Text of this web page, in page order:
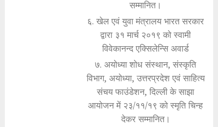
सम्मानित।
६. खेल एवं युवा मंत्रालय भारत सरकार
द्वारा ३१ मार्च २०१९ को स्वामी
विवेकानन्द एक्सिलेन्सि अवार्ड
७. अयोध्या शोध संस्थान, संस्कृति
विभाग, अयोध्या, उत्तरप्रदेश एवं साहित्य
संचय फाउंडेशन, दिल्ली के साझा
आयोजन में २३/११/१९ को स्मृति चिन्ह
देकर सम्मानित।